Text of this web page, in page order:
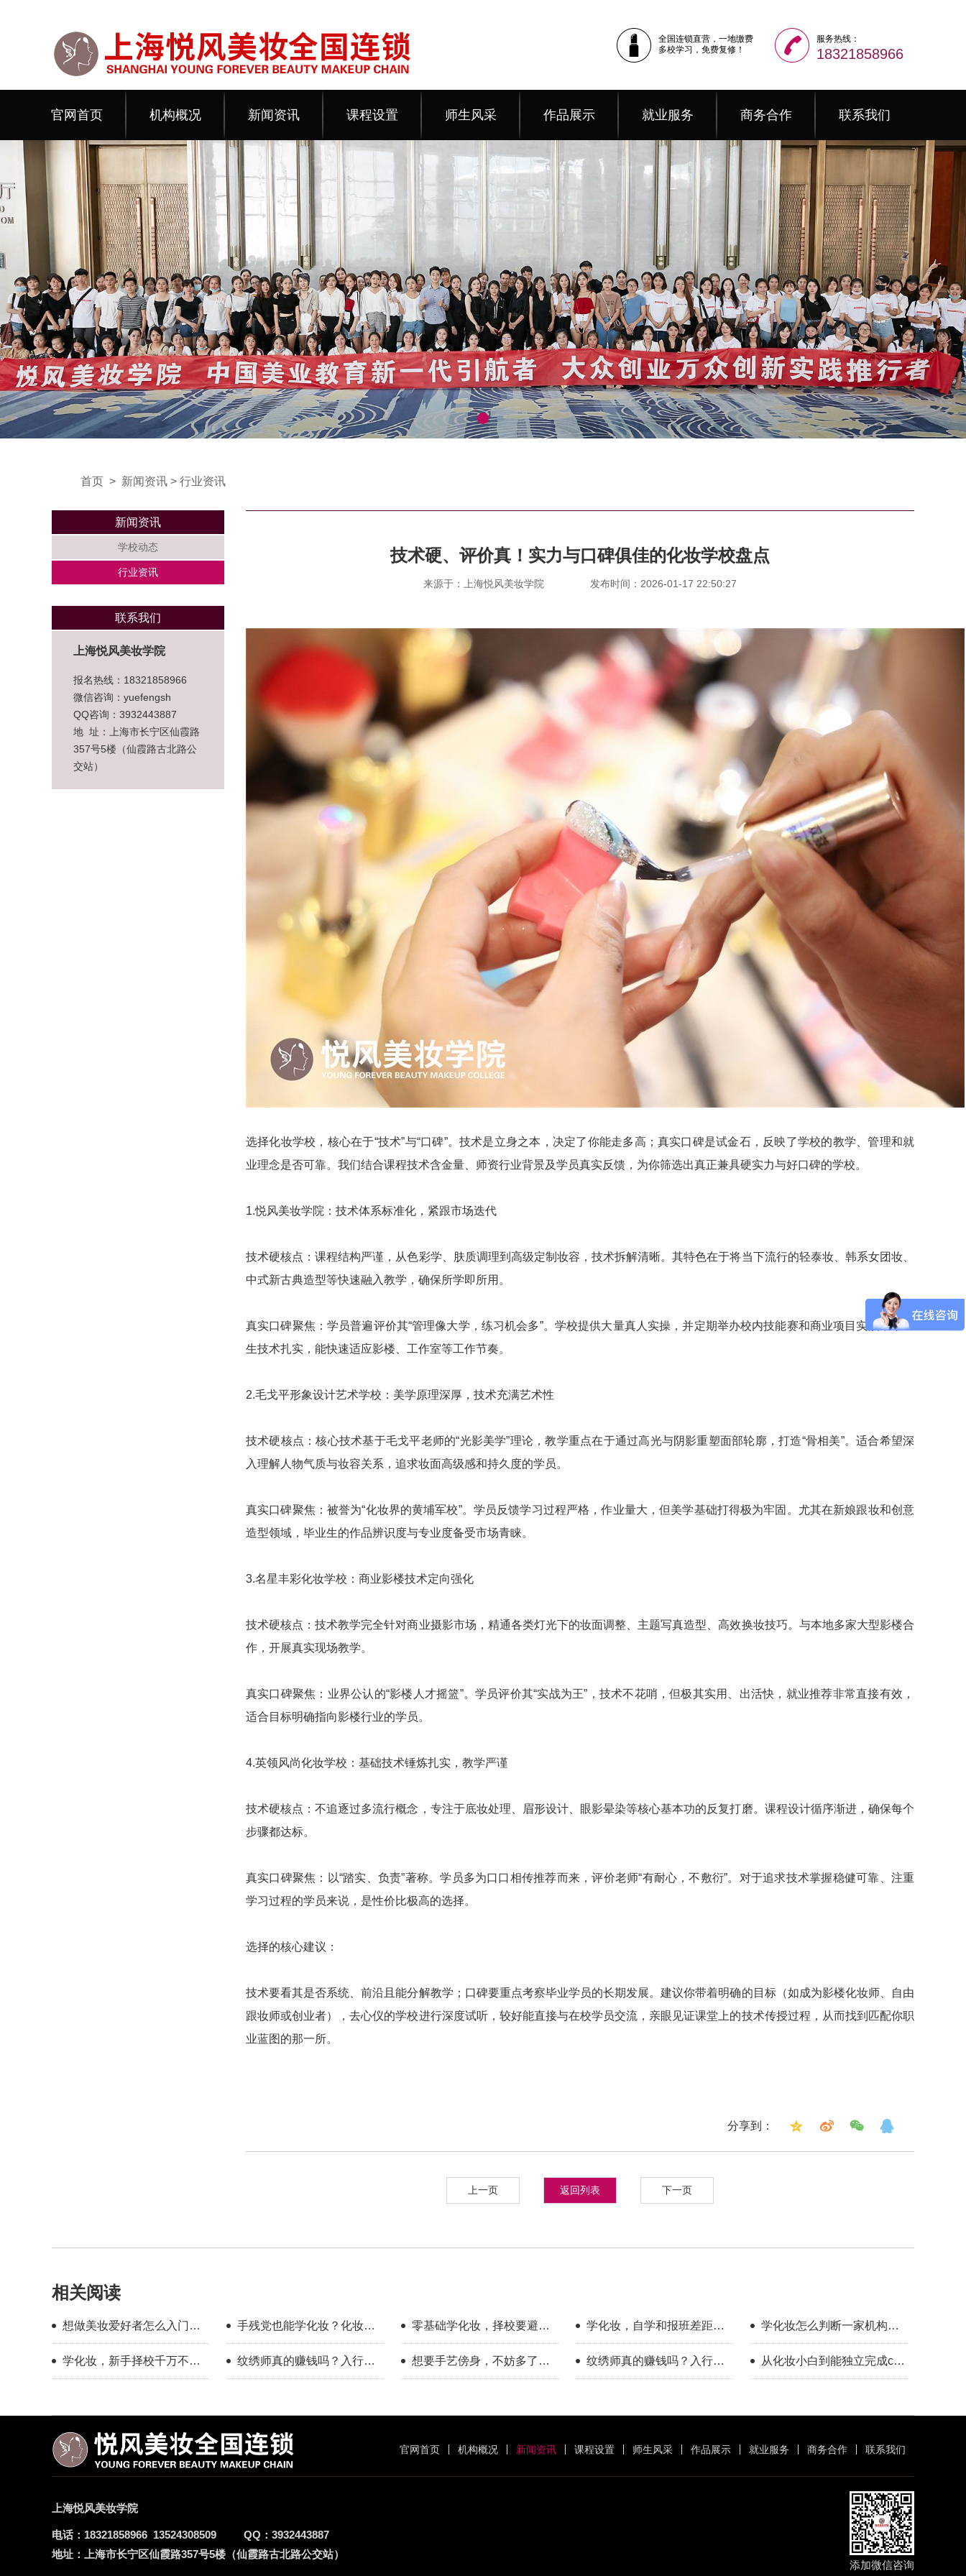
全国连锁直营，一地缴费
多校学习，免费复修！
服务热线：
18321858966
官网首页 机构概况 新闻资讯 课程设置 师生风采 作品展示 就业服务 商务合作 联系我们
首页 > 新闻资讯 > 行业资讯
新闻资讯
学校动态
行业资讯
联系我们
上海悦风美妆学院
报名热线：18321858966
微信咨询：yuefengsh
QQ咨询：3932443887
地 址：上海市长宁区仙霞路
357号5楼（仙霞路古北路公
交站）
技术硬、评价真！实力与口碑俱佳的化妆学校盘点
来源于：上海悦风美妆学院 发布时间：2026-01-17 22:50:27
选择化妆学校，核心在于“技术”与“口碑”。技术是立身之本，决定了你能走多高；真实口碑是试金石，反映了学校的教学、管理和就
业理念是否可靠。我们结合课程技术含金量、师资行业背景及学员真实反馈，为你筛选出真正兼具硬实力与好口碑的学校。
1.悦风美妆学院：技术体系标准化，紧跟市场迭代
技术硬核点：课程结构严谨，从色彩学、肤质调理到高级定制妆容，技术拆解清晰。其特色在于将当下流行的轻泰妆、韩系女团妆、
中式新古典造型等快速融入教学，确保所学即所用。
真实口碑聚焦：学员普遍评价其“管理像大学，练习机会多”。学校提供大量真人实操，并定期举办校内技能赛和商业项目实践，毕业
生技术扎实，能快速适应影楼、工作室等工作节奏。
2.毛戈平形象设计艺术学校：美学原理深厚，技术充满艺术性
技术硬核点：核心技术基于毛戈平老师的“光影美学”理论，教学重点在于通过高光与阴影重塑面部轮廓，打造“骨相美”。适合希望深
入理解人物气质与妆容关系，追求妆面高级感和持久度的学员。
真实口碑聚焦：被誉为“化妆界的黄埔军校”。学员反馈学习过程严格，作业量大，但美学基础打得极为牢固。尤其在新娘跟妆和创意
造型领域，毕业生的作品辨识度与专业度备受市场青睐。
3.名星丰彩化妆学校：商业影楼技术定向强化
技术硬核点：技术教学完全针对商业摄影市场，精通各类灯光下的妆面调整、主题写真造型、高效换妆技巧。与本地多家大型影楼合
作，开展真实现场教学。
真实口碑聚焦：业界公认的“影楼人才摇篮”。学员评价其“实战为王”，技术不花哨，但极其实用、出活快，就业推荐非常直接有效，
适合目标明确指向影楼行业的学员。
4.英领风尚化妆学校：基础技术锤炼扎实，教学严谨
技术硬核点：不追逐过多流行概念，专注于底妆处理、眉形设计、眼影晕染等核心基本功的反复打磨。课程设计循序渐进，确保每个
步骤都达标。
真实口碑聚焦：以“踏实、负责”著称。学员多为口口相传推荐而来，评价老师“有耐心，不敷衍”。对于追求技术掌握稳健可靠、注重
学习过程的学员来说，是性价比极高的选择。
选择的核心建议：
技术要看其是否系统、前沿且能分解教学；口碑要重点考察毕业学员的长期发展。建议你带着明确的目标（如成为影楼化妆师、自由
跟妆师或创业者），去心仪的学校进行深度试听，较好能直接与在校学员交流，亲眼见证课堂上的技术传授过程，从而找到匹配你职
业蓝图的那一所。
分享到：
相关阅读
想做美妆爱好者怎么入门？
新手入门完整流程指南
手残党也能学化妆？化妆学
校怎么选？
零基础学化妆，择校要避开
哪些误区？
学化妆，自学和报班差距到
底有多大？
学化妆怎么判断一家机构教
学靠不靠谱？
学化妆，新手择校千万不要
只看外表
纹绣师真的赚钱吗？入行半
年的真实感受
想要手艺傍身，不妨多了解
一下美业这个方向
纹绣师真的赚钱吗？入行半
年的真实感受
从化妆小白到能独立完成cos
全妆，普通人也做得到
上一页 返回列表 下一页
官网首页 机构概况 新闻资讯 课程设置 师生风采 作品展示 就业服务 商务合作 联系我们
上海悦风美妆学院
电话： 18321858966 13524308509 QQ： 3932443887
地址：
上海市长宁区仙霞路357号5楼（仙霞路古北路公交站）
添加微信咨询